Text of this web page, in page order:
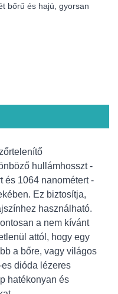
bőrű és hajú, gyorsan
hullámhosszt -
és 1064 nanométert -
Ez biztosítja,
használható.
a nem kívánt
attól, hogy egy
a bőre, vagy világos
dióda lézeres
hatékonyan és